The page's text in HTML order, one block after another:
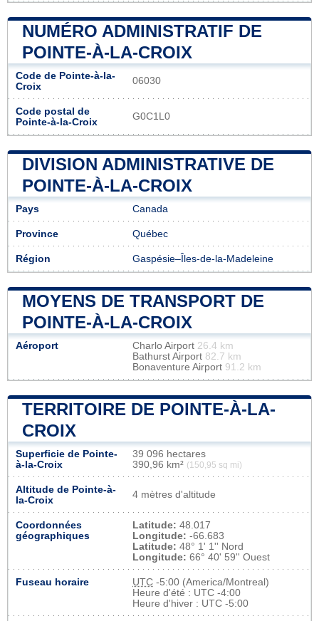
NUMÉRO ADMINISTRATIF DE
POINTE-À-LA-CROIX
Code de Pointe-à-la-
Croix
06030
Code postal de
Pointe-à-la-Croix
G0C1L0
DIVISION ADMINISTRATIVE DE
POINTE-À-LA-CROIX
Pays Canada
Province Québec
Région Gaspésie–Îles-de-la-Madeleine
MOYENS DE TRANSPORT DE
POINTE-À-LA-CROIX
Aéroport Charlo Airport 26.4 km
Bathurst Airport 82.7 km
Bonaventure Airport 91.2 km
TERRITOIRE DE POINTE-À-LA-
CROIX
Superficie de Pointe-
à-la-Croix
39 096 hectares
390,96 km² (150,95 sq mi)
Altitude de Pointe-à-
la-Croix
4 mètres d'altitude
Coordonnées
géographiques
Latitude: 48.017
Longitude: -66.683
Latitude: 48° 1' 1'' Nord
Longitude: 66° 40' 59'' Ouest
Fuseau horaire UTC -5:00 (America/Montreal)
Heure d'été : UTC -4:00
Heure d'hiver : UTC -5:00